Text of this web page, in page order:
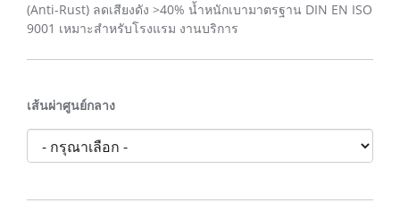
(Anti-Rust) ลดเสียงดัง >40% น้ำหนักเบามาตรฐาน DIN EN ISO
9001 เหมาะสำหรับโรงแรม งานบริการ
เส้นผ่าศูนย์กลาง